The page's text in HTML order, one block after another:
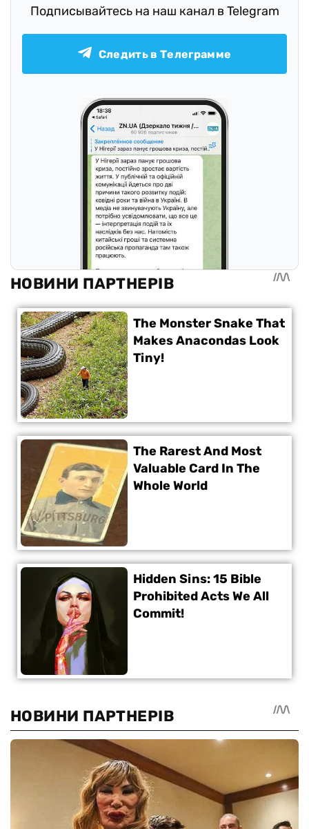
Подписывайтесь на наш канал в Telegram
Следить в Телеграмме